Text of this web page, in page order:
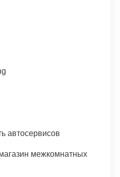
автосервисов
межкомнатных